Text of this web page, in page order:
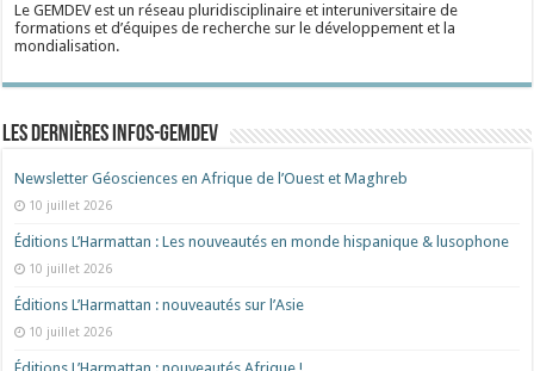
Le GEMDEV est un réseau pluridisciplinaire et interuniversitaire de
formations et d’équipes de recherche sur le développement et la
mondialisation.
Les dernières Infos-Gemdev
Newsletter Géosciences en Afrique de l’Ouest et Maghreb
10 juillet 2026
Éditions L’Harmattan : Les nouveautés en monde hispanique & lusophone
10 juillet 2026
Éditions L’Harmattan : nouveautés sur l’Asie
10 juillet 2026